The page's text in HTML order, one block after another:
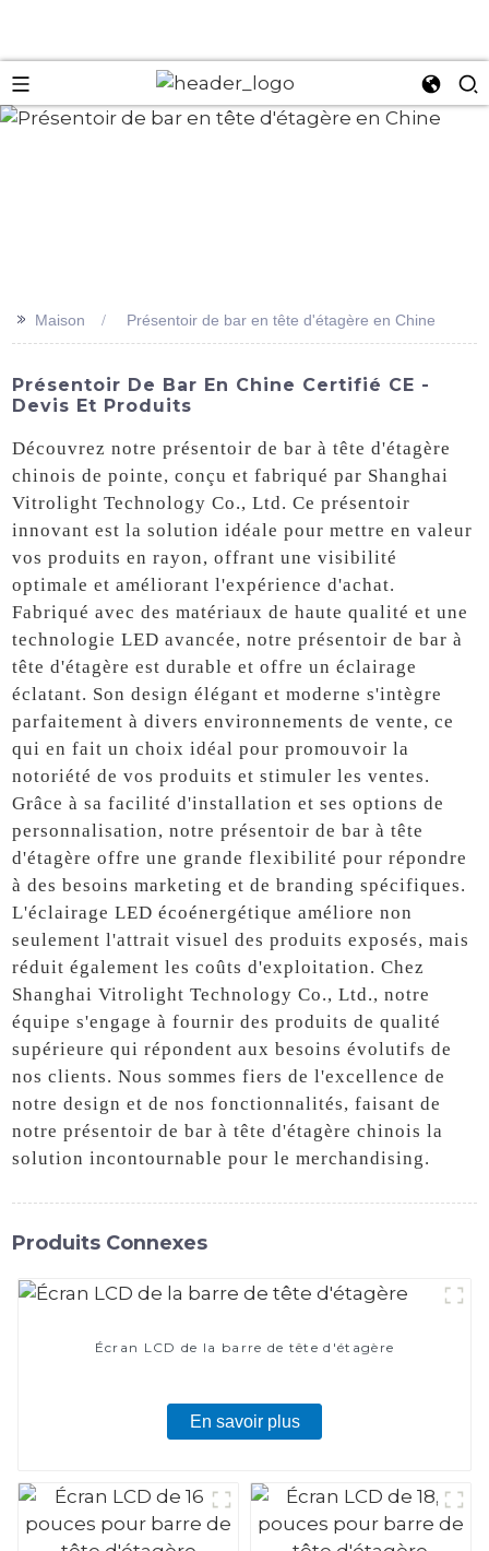
>> Maison Présentoir de bar en tête d'étagère en Chine
Présentoir De Bar En Chine Certifié CE -
Devis Et Produits
Découvrez notre présentoir de bar à tête d'étagère
chinois de pointe, conçu et fabriqué par Shanghai
Vitrolight Technology Co., Ltd. Ce présentoir
innovant est la solution idéale pour mettre en valeur
vos produits en rayon, offrant une visibilité
optimale et améliorant l'expérience d'achat.
Fabriqué avec des matériaux de haute qualité et une
technologie LED avancée, notre présentoir de bar à
tête d'étagère est durable et offre un éclairage
éclatant. Son design élégant et moderne s'intègre
parfaitement à divers environnements de vente, ce
qui en fait un choix idéal pour promouvoir la
notoriété de vos produits et stimuler les ventes.
Grâce à sa facilité d'installation et ses options de
personnalisation, notre présentoir de bar à tête
d'étagère offre une grande flexibilité pour répondre
à des besoins marketing et de branding spécifiques.
L'éclairage LED écoénergétique améliore non
seulement l'attrait visuel des produits exposés, mais
réduit également les coûts d'exploitation. Chez
Shanghai Vitrolight Technology Co., Ltd., notre
équipe s'engage à fournir des produits de qualité
supérieure qui répondent aux besoins évolutifs de
nos clients. Nous sommes fiers de l'excellence de
notre design et de nos fonctionnalités, faisant de
notre présentoir de bar à tête d'étagère chinois la
solution incontournable pour le merchandising.
Produits Connexes
Écran LCD de la barre de tête d'étagère
En savoir plus